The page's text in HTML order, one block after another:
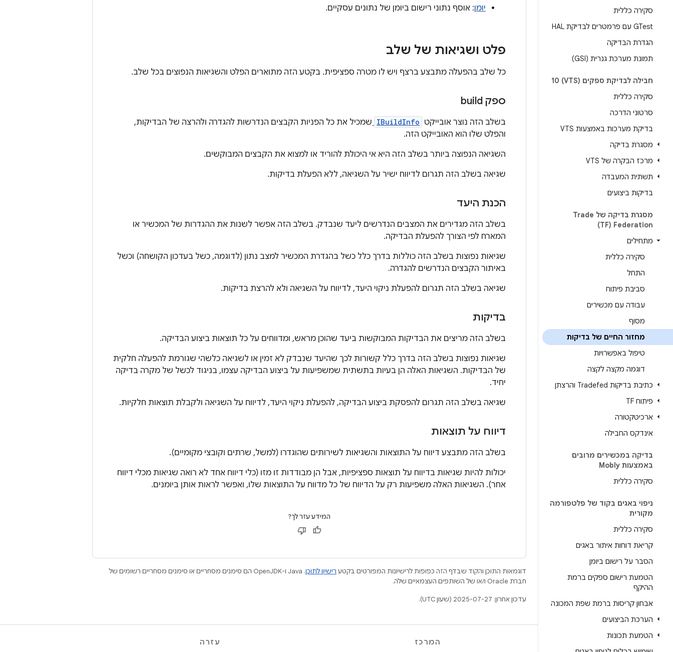
סקירה כללית
GTest עם פרמטרים לבדיקת HAL
הגדרת הבדיקה
תמונת מערכת גנרית (GSI)
חבילה לבדיקת ספקים (VTS) 10
סקירה כללית
סרטוני הדרכה
בדיקת מערכות באמצעות VTS
מסגרת בדיקה
מרכז הבקרה של VTS
תשתית המעבדה
בדיקות ביצועים
מסגרת בדיקה של Trade
Federation‏ (TF)
מתחילים
סקירה כללית
התחל
סביבת פיתוח
עבודה עם מכשירים
מסוף
מחזור החיים של בדיקות
טיפול באפשרויות
דוגמה מקצה לקצה
כתיבת בדיקות Tradefed והרצתן
פיתוח TF
ארכיטקטורה
אינדקס החבילה
בדיקה במכשירים מרובים
באמצעות Mobly
סקירה כללית
ניפוי באגים בקוד של פלטפורמה
מקורית
סקירה כללית
קריאת דוחות איתור באגים
הסבר על רישום ביומן
הטמעת רישום ספקים ברמת
ההיקף
אבחון קריסות ברמת שפת המכונה
הערכת הביצועים
הטמעת תכונות
יומן: אוסף נתוני רישום ביומן של נתונים עסקיים.
פלט ושגיאות של שלב
כל שלב בהפעלה מתבצע ברצף ויש לו מטרה ספציפית. בקטע הזה מתוארים הפלט והשגיאות הנפוצים בכל שלב.
ספק build
בשלב הזה נוצר אובייקט IBuildInfo שמכיל את כל הפניות הקבצים הנדרשות להגדרה ולהרצה של הבדיקות,
והפלט שלו הוא האובייקט הזה.
השגיאה הנפוצה ביותר בשלב הזה היא אי היכולת להוריד או למצוא את הקבצים המבוקשים.
שגיאה בשלב הזה תגרום לדיווח ישיר על השגיאה, ללא הפעלת בדיקות.
הכנת היעד
בשלב הזה מגדירים את המצבים הנדרשים ליעד שנבדק. בשלב הזה אפשר לשנות את ההגדרות של המכשיר או
המארח לפי הצורך להפעלת הבדיקה.
שגיאות נפוצות בשלב הזה כוללות בדרך כלל כשל בהגדרת המכשיר למצב נתון (לדוגמה, כשל בעדכון הקושחה) וכשל
באיתור הקבצים הנדרשים להגדרה.
שגיאה בשלב הזה תגרום להפעלת ניקוי היעד, לדיווח על השגיאה ולא להרצת בדיקות.
בדיקות
בשלב הזה מריצים את הבדיקות המבוקשות ביעד שהוכן מראש, ומדווחים על כל תוצאות ביצוע הבדיקה.
שגיאות נפוצות בשלב הזה בדרך כלל קשורות לכך שהיעד שנבדק לא זמין או לשגיאה כלשהי שגורמת להפעלה חלקית
של הבדיקות. השגיאות האלה הן בעיות בתשתית שמשפיעות על ביצוע הבדיקה עצמו, בניגוד לכשל של מקרה בדיקה
יחיד.
שגיאה בשלב הזה תגרום להפסקת ביצוע הבדיקה, להפעלת ניקוי היעד, לדיווח על השגיאה ולקבלת תוצאות חלקיות.
דיווח על תוצאות
בשלב הזה מתבצע דיווח על התוצאות והשגיאות לשירותים שהוגדרו (למשל, שרתים וקובצי מקומיים).
יכולות להיות שגיאות בדיווח על תוצאות ספציפיות, אבל הן מבודדות זו מזו (כלי דיווח אחד לא רואה שגיאות מכלי דיווח
אחר). השגיאות האלה משפיעות רק על הדיווח של כל מדווח על התוצאות שלו, ואפשר לראות אותן ביומנים.
המידע עזר לך?
דוגמאות התוכן והקוד שבדף הזה כפופות לרישיונות המפורטים בקטע רישיון לתוכן
.‏ Java ו-OpenJDK הם סימנים מסחריים או סימנים מסחריים רשומים של
חברת Oracle ו/או של השותפים העצמאיים שלה.
עדכון אחרון: 2025-07-27 (שעון UTC).
המרכז עזרה